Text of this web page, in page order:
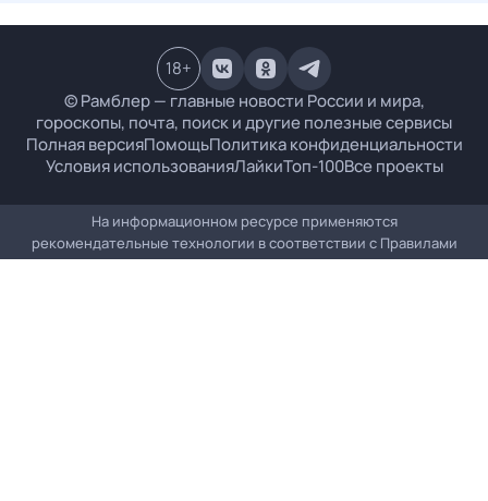
© Рамблер — главные новости России и мира,
гороскопы, почта, поиск и другие полезные сервисы
Полная версияПомощьПолитика конфиденциальности
Условия использованияЛайкиТоп-100Все проекты
18+
На информационном ресурсе применяются
рекомендательные технологии в соответствии с Правилами